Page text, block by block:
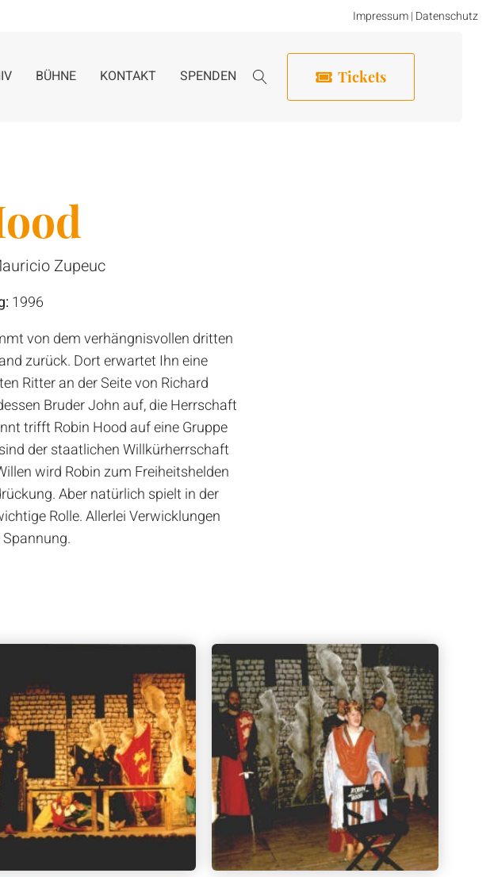
Impressum| Datenschutz
BÜHNE KONTAKT SPENDEN Tickets
Zupeuc
1996
von dem verhängnisvollen dritten
zurück. Dort erwartet Ihn eine
Ritter an der Seite von Richard
Bruder John auf, die Herrschaft
trifft Robin Hood auf eine Gruppe
der staatlichen Willkürherrschaft
wird Robin zum Freiheitshelden
Aber natürlich spielt in der
Rolle. Allerlei Verwicklungen